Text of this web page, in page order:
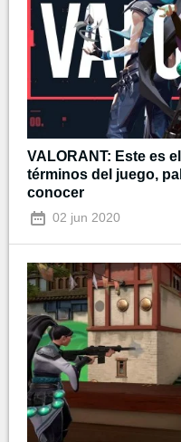
VALORANT: Este es
términos del juego,
conocer
02 jun 2020